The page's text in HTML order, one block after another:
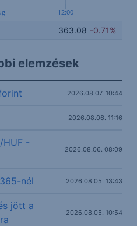
12:00
363.08 -0.71%
elemzések
2026.08.07. 10:44
2026.08.06. 11:16
HUF -
2026.08.06. 08:09
nél 2026.08.05. 13:43
jött a
2026.08.05. 10:54